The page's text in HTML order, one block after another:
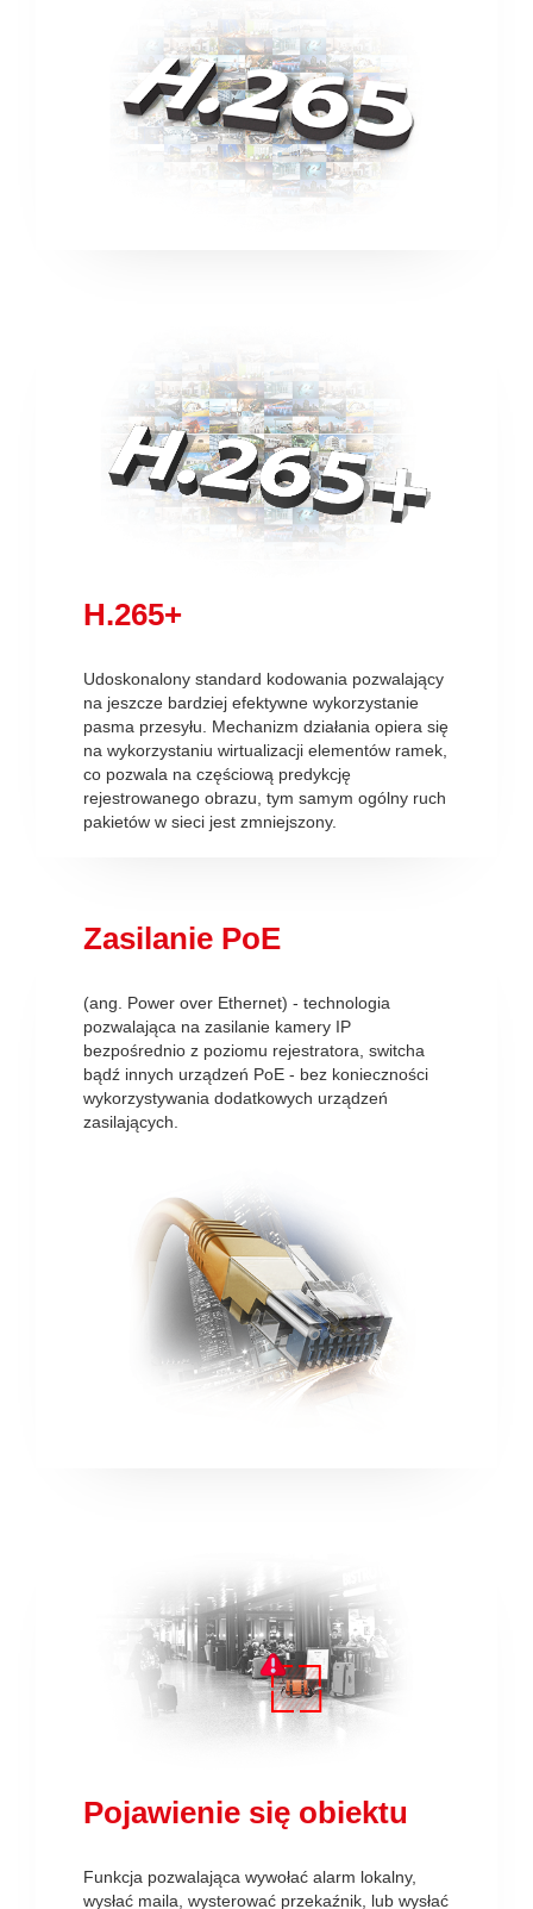
H.265+
Udoskonalony standard kodowania pozwalający
na jeszcze bardziej efektywne wykorzystanie
pasma przesyłu. Mechanizm działania opiera się
na wykorzystaniu wirtualizacji elementów ramek,
co pozwala na częściową predykcję
rejestrowanego obrazu, tym samym ogólny ruch
pakietów w sieci jest zmniejszony.
Zasilanie PoE
(ang. Power over Ethernet) - technologia
pozwalająca na zasilanie kamery IP
bezpośrednio z poziomu rejestratora, switcha
bądź innych urządzeń PoE - bez konieczności
wykorzystywania dodatkowych urządzeń
zasilających.
Pojawienie się obiektu
Funkcja pozwalająca wywołać alarm lokalny,
wysłać maila, wysterować przekaźnik, lub wysłać